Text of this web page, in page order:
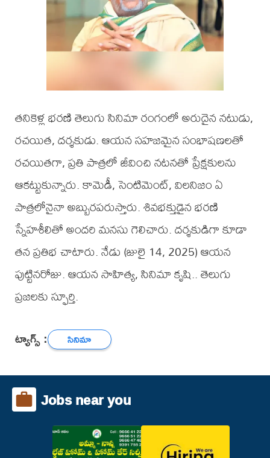
తనికెళ్ల భరణి తెలుగు సినిమా రంగంలో అరుదైన నటుడు,
రచయిత, దర్శకుడు. ఆయన సహజమైన సంభాషణలతో
రచయితగా, ప్రతి పాత్రలో జీవించి నటనతో ప్రేక్షకులను
ఆకట్టుకున్నారు. కామెడీ, సెంటిమెంట్, విలనిజం ఏ
పాత్రలోనైనా అబ్బురపరుస్తారు. శివభక్తుడైన భరణి
స్నేహశీలితో అందరి మనసు గెలిచారు. దర్శకుడిగా కూడా
తన ప్రతిభ చాటారు. నేడు (జులై 14, 2025) ఆయన
పుట్టినరోజు. ఆయన సాహిత్య, సినిమా కృషి.. తెలుగు
ప్రజలకు స్ఫూర్తి.
ట్యాగ్స్ : సినిమా
Jobs near you